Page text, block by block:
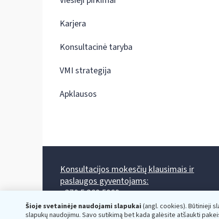
Šioje svetainėje naudojami slapukai(angl. cookies). Būtinieji
slapukų naudojimu. Savo sutikimą bet kada galėsite atšaukti
Karjera
Konsultacinė taryba
VMI strategija
Apklausos
Konsultacijos mokesčių klausimais ir
paslaugos gyventojams:
+370 5 260 5060
Darbo laikas: I-IV 8.00-17.00, V 8.00-15.45.
Prieššventinę dieną - viena valanda trumpiau.